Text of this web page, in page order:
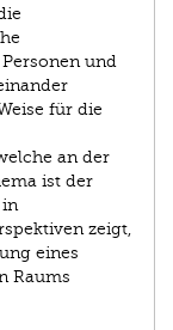
und
für die
an der
ist der
in
zeigt,
eines
Raums